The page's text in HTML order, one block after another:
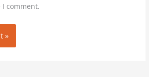
comment.